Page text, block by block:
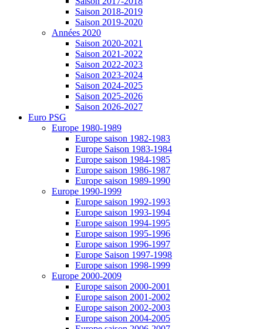
Saison 2018-2019
Saison 2019-2020
Années 2020
Saison 2020-2021
Saison 2021-2022
Saison 2022-2023
Saison 2023-2024
Saison 2024-2025
Saison 2025-2026
Saison 2026-2027
Euro PSG
Europe 1980-1989
Europe saison 1982-1983
Europe Saison 1983-1984
Europe saison 1984-1985
Europe saison 1986-1987
Europe saison 1989-1990
Europe 1990-1999
Europe saison 1992-1993
Europe saison 1993-1994
Europe saison 1994-1995
Europe saison 1995-1996
Europe saison 1996-1997
Europe Saison 1997-1998
Europe saison 1998-1999
Europe 2000-2009
Europe saison 2000-2001
Europe saison 2001-2002
Europe saison 2002-2003
Europe saison 2004-2005